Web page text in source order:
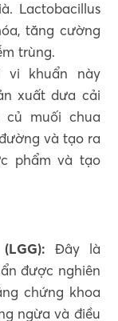
Lactobacillus
tăng cường
trùng.
vi khuẩn này
xuất dưa cải
muối chua
và tạo ra
phẩm và tạo
Đây là
được nghiên
chứng khoa
ngừa và điều